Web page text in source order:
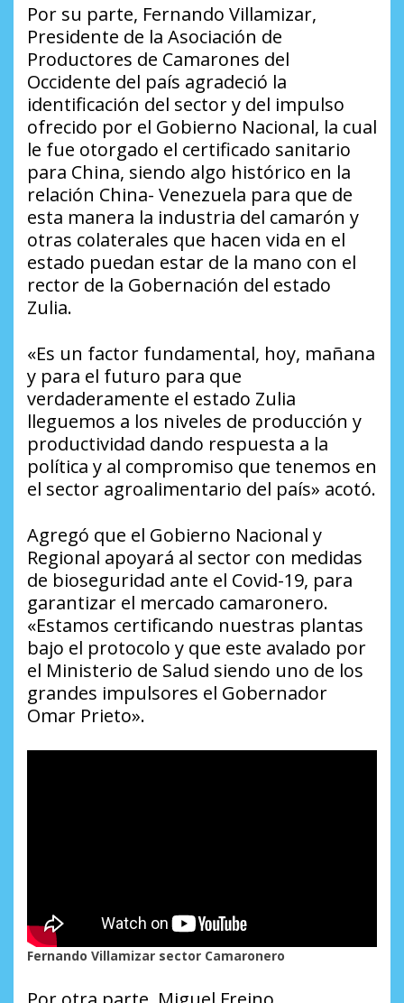
Por su parte, Fernando Villamizar,
Presidente de la Asociación de
Productores de Camarones del
Occidente del país agradeció la
identificación del sector y del impulso
ofrecido por el Gobierno Nacional, la cual
le fue otorgado el certificado sanitario
para China, siendo algo histórico en la
relación China- Venezuela para que de
esta manera la industria del camarón y
otras colaterales que hacen vida en el
estado puedan estar de la mano con el
rector de la Gobernación del estado
Zulia.
«Es un factor fundamental, hoy, mañana
y para el futuro para que
verdaderamente el estado Zulia
lleguemos a los niveles de producción y
productividad dando respuesta a la
política y al compromiso que tenemos en
el sector agroalimentario del país» acotó.
Agregó que el Gobierno Nacional y
Regional apoyará al sector con medidas
de bioseguridad ante el Covid-19, para
garantizar el mercado camaronero.
«Estamos certificando nuestras plantas
bajo el protocolo y que este avalado por
el Ministerio de Salud siendo uno de los
grandes impulsores el Gobernador
Omar Prieto».
Fernando Villamizar sector Camaronero